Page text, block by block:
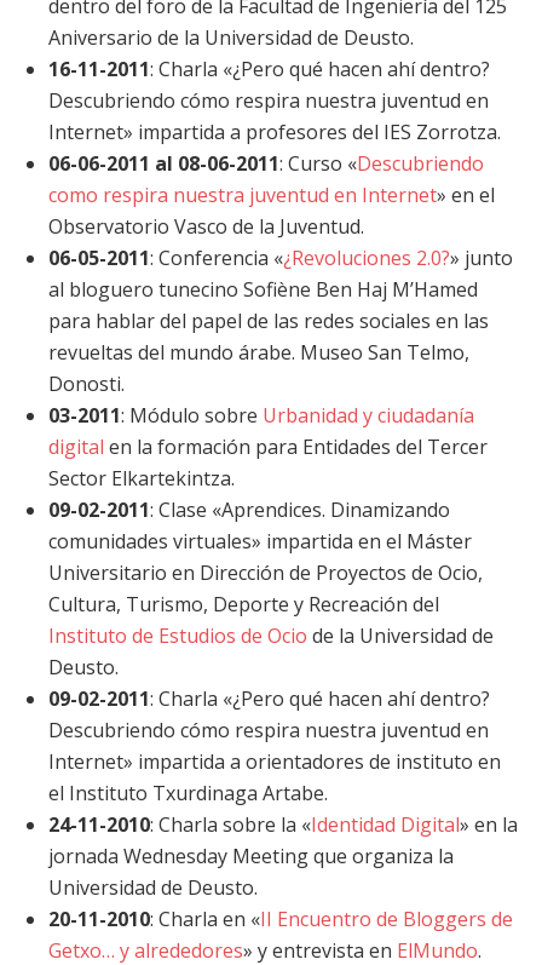
dentro del foro de la Facultad de Ingeniería del 125
Aniversario de la Universidad de Deusto.
16-11-2011: Charla «¿Pero qué hacen ahí dentro?
Descubriendo cómo respira nuestra juventud en
Internet» impartida a profesores del IES Zorrotza.
06-06-2011 al 08-06-2011: Curso «Descubriendo
como respira nuestra juventud en Internet» en el
Observatorio Vasco de la Juventud.
06-05-2011: Conferencia «¿Revoluciones 2.0?» junto
al bloguero tunecino Sofiène Ben Haj M’Hamed
para hablar del papel de las redes sociales en las
revueltas del mundo árabe. Museo San Telmo,
Donosti.
03-2011: Módulo sobre Urbanidad y ciudadanía
digital en la formación para Entidades del Tercer
Sector Elkartekintza.
09-02-2011: Clase «Aprendices. Dinamizando
comunidades virtuales» impartida en el Máster
Universitario en Dirección de Proyectos de Ocio,
Cultura, Turismo, Deporte y Recreación del
Instituto de Estudios de Ocio de la Universidad de
Deusto.
09-02-2011: Charla «¿Pero qué hacen ahí dentro?
Descubriendo cómo respira nuestra juventud en
Internet» impartida a orientadores de instituto en
el Instituto Txurdinaga Artabe.
24-11-2010: Charla sobre la «Identidad Digital» en la
jornada Wednesday Meeting que organiza la
Universidad de Deusto.
20-11-2010: Charla en «II Encuentro de Bloggers de
Getxo… y alrededores» y entrevista en ElMundo.